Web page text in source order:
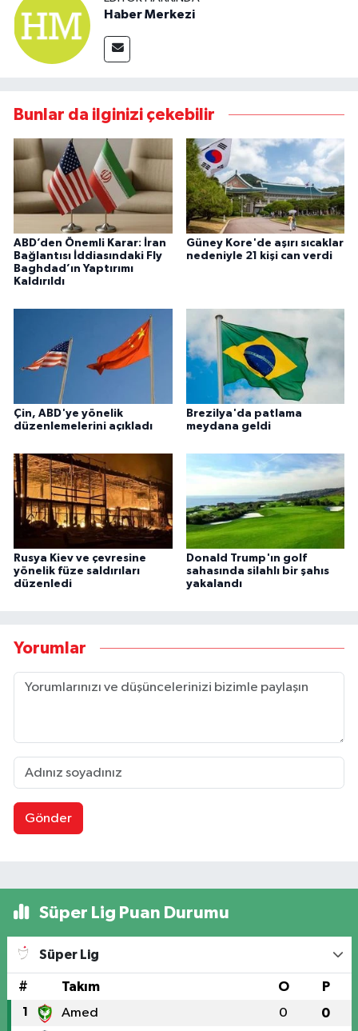
Haber Merkezi
Bunlar da ilginizi çekebilir
ABD’den Önemli Karar: İran
Bağlantısı İddiasındaki Fly
Baghdad’ın Yaptırımı
Kaldırıldı
Güney Kore'de aşırı sıcaklar
nedeniyle 21 kişi can verdi
Çin, ABD'ye yönelik
düzenlemelerini açıkladı
Brezilya'da patlama
meydana geldi
Rusya Kiev ve çevresine
yönelik füze saldırıları
düzenledi
Donald Trump'ın golf
sahasında silahlı bir şahıs
yakalandı
Yorumlar
Gönder
Süper Lig Puan Durumu
Süper Lig
# Takım O P
1 Amed 0 0